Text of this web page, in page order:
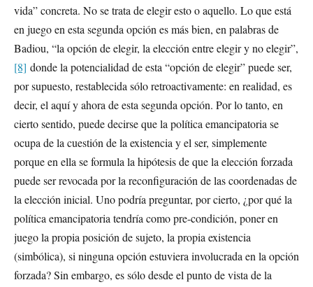
vida” concreta. No se trata de elegir esto o aquello. Lo que está
en juego en esta segunda opción es más bien, en palabras de
Badiou, “la opción de elegir, la elección entre elegir y no elegir”,
[8] donde la potencialidad de esta “opción de elegir” puede ser,
por supuesto, restablecida sólo retroactivamente: en realidad, es
decir, el aquí y ahora de esta segunda opción. Por lo tanto, en
cierto sentido, puede decirse que la política emancipatoria se
ocupa de la cuestión de la existencia y el ser, simplemente
porque en ella se formula la hipótesis de que la elección forzada
puede ser revocada por la reconfiguración de las coordenadas de
la elección inicial. Uno podría preguntar, por cierto, ¿por qué la
política emancipatoria tendría como pre-condición, poner en
juego la propia posición de sujeto, la propia existencia
(simbólica), si ninguna opción estuviera involucrada en la opción
forzada? Sin embargo, es sólo desde el punto de vista de la